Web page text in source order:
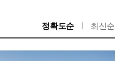
정확도순 최신순